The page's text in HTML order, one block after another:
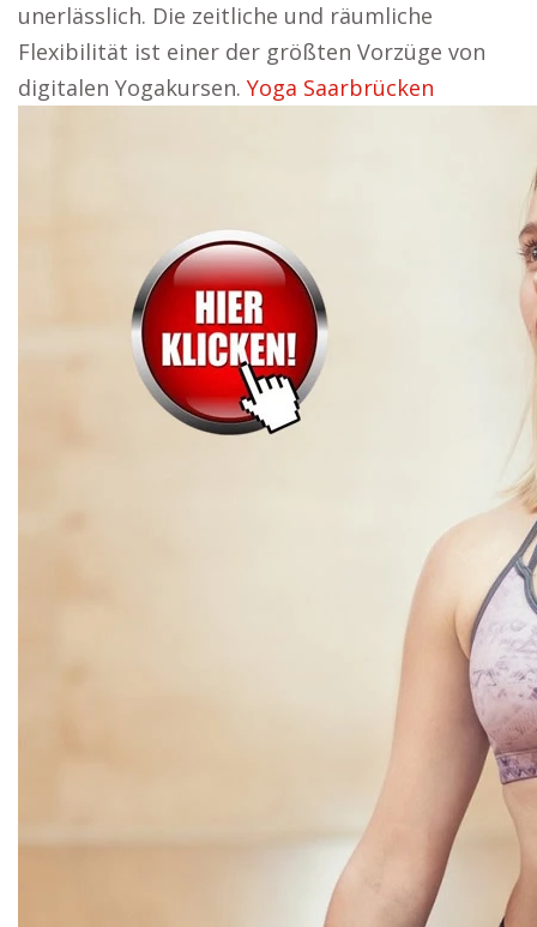
unerlässlich. Die zeitliche und räumliche
Flexibilität ist einer der größten Vorzüge von
digitalen Yogakursen. Yoga Saarbrücken